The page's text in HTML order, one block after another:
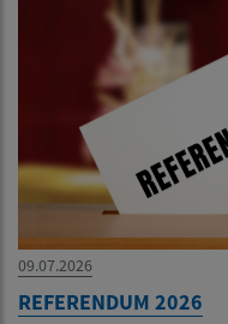
09.07.2026
REFERENDUM 2026